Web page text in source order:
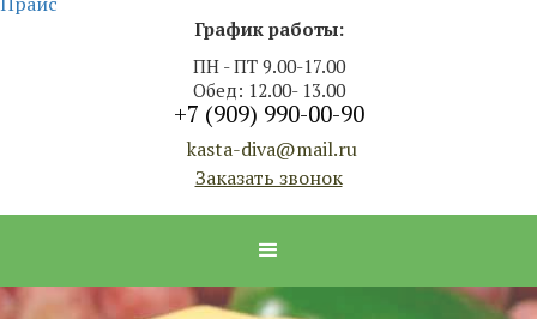
График работы:
ПН - ПТ 9.00-17.00
Обед: 12.00- 13.00
+7 (909) 990-00-90
kasta-diva@mail.ru
Заказать звонок